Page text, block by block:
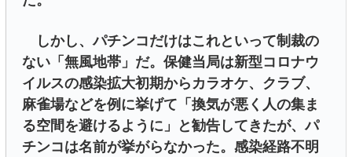
しかし、パチンコだけはこれといって制裁の
ない「無風地帯」だ。保健当局は新型コロナウ
イルスの感染拡大初期からカラオケ、クラブ、
麻雀場などを例に挙げて「換気が悪く人の集ま
る空間を避けるように」と勧告してきたが、パ
チンコは名前が挙がらなかった。感染経路不明